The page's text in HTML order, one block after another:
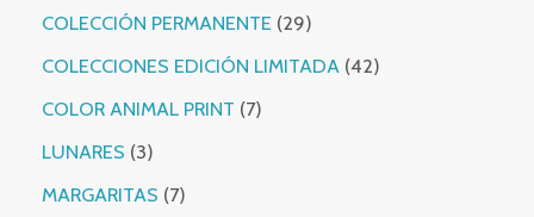
COLECCIÓN PERMANENTE 2929 productos
COLECCIONES EDICIÓN LIMITADA 4242 productos
COLOR ANIMAL PRINT 77 productos
LUNARES 33 productos
MARGARITAS 77 productos